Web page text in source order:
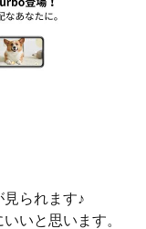
られます♪
いと思います。